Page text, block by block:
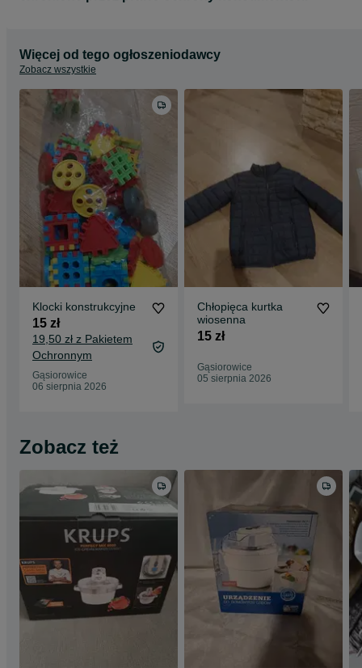
Więcej od tego ogłoszeniodawcy
Zobacz wszystkie
Klocki konstrukcyjne
15 zł
19,50 zł z Pakietem
Ochronnym
Gąsiorowice
06 sierpnia 2026
Chłopięca kurtka
wiosenna
15 zł
Gąsiorowice
05 sierpnia 2026
Zobacz też